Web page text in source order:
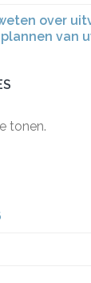
over
van
tonen.